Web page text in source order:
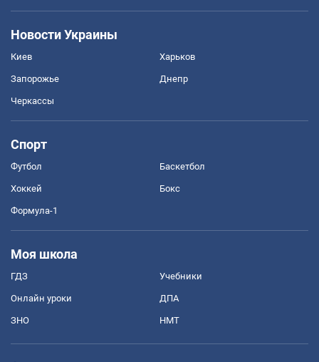
Новости Украины
Киев Харьков
Запорожье Днепр
Черкассы
Спорт
Футбол Баскетбол
Хоккей Бокс
Формула-1
Моя школа
ГДЗ Учебники
Онлайн уроки ДПА
ЗНО НМТ